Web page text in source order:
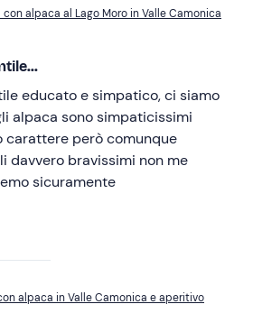
con alpaca al Lago Moro in Valle Camonica
educato e simpatico, ci siamo
alpaca sono simpaticissimi
carattere però comunque
davvero bravissimi non me
sicuramente
alpaca in Valle Camonica e aperitivo